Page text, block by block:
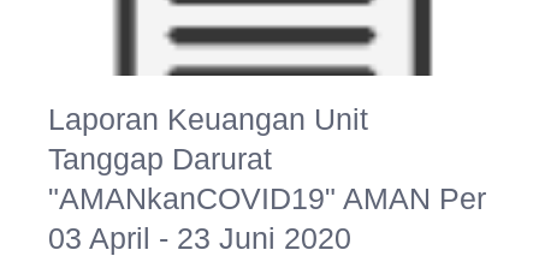
Laporan Keuangan Unit
Tanggap Darurat
"AMANkanCOVID19" AMAN Per
03 April - 23 Juni 2020